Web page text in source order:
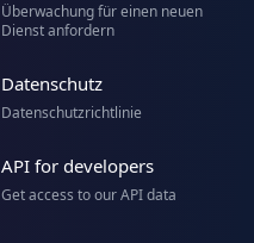
Überwachung für einen neuen
Dienst anfordern
Datenschutz
Datenschutzrichtlinie
API for developers
Get access to our API data